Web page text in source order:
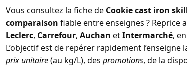
Vous consultez la fiche de Cookie cast iron
comparaison fiable entre enseignes ?
Leclerc, Carrefour, Auchan etIntermarché, en
L’objectif est de repérer rapidement
prix unitaire(au kg/L), des promotions, de la